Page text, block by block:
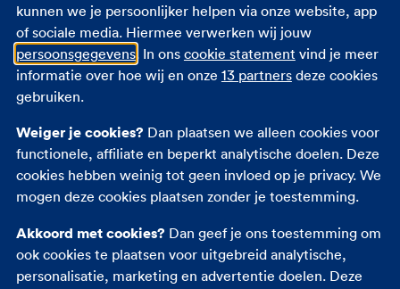
Zorgtoeslag
Eigen bijdrage
Zorgpremie 2026
Autoverzekering
Opstalverzekering
Inboedelverzekering
Reisverzekering
Rechtsbijstandverzekering
Ongevallenverzekering
kunnen we je persoonlijker helpen via onze website, app
of sociale media. Hiermee verwerken wij jouw
persoonsgegevens. In ons cookie statement vind je meer
informatie over hoe wij en onze 13 partnersdeze cookies
gebruiken.
Weiger je cookies? Dan plaatsen we alleen cookies voor
functionele, affiliate en beperkt analytische doelen. Deze
cookies hebben weinig tot geen invloed op je privacy. We
mogen deze cookies plaatsen zonder je toestemming.
Akkoord met cookies? Dan geef je ons toestemming om
ook cookies te plaatsen voor uitgebreid analytische,
personalisatie, marketing en advertentie doelen. Deze